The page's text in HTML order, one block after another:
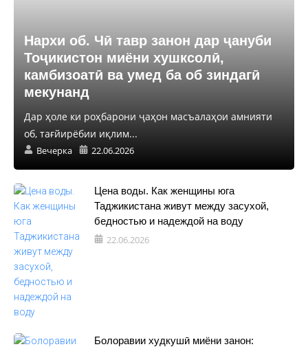
Нархи об. Чӣ тавр занон дар ҷануби
Тоҷикистон миёни хушксолӣ,
камбизоатӣ ва умед ба об зиндагӣ
мекунанд
Дар ҳоле ки роҳбарони ҷаҳон масъалаҳои амнияти
об, тағйирёбии иқлим...
Вечерка 22.06.2026
Цена воды. Как женщины юга
Таджикистана живут между засухой,
бедностью и надеждой на воду
22.06.2026
Болоравии худкушӣ миёни занон: